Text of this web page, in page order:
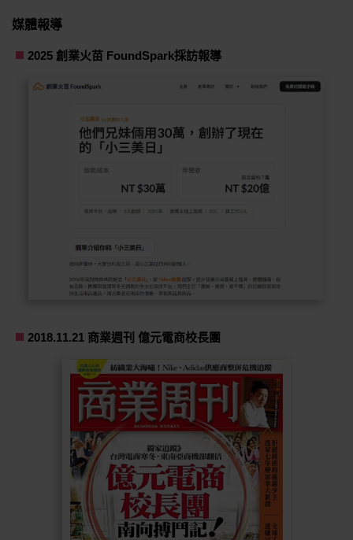
媒體報導
2025 創業火苗 FoundSpark採訪報導
2018.11.21 商業週刊 億元電商校長團